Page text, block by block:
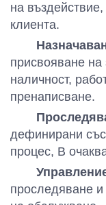
на
клиента.
присвояване на
наличност,
пренаписване.
дефинирани
процес, В
проследяване